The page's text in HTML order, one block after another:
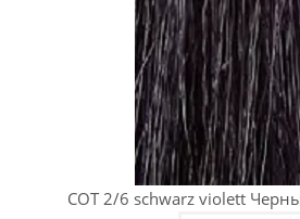
COT 2/6 schwarz violett